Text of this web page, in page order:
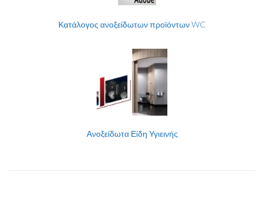
Κατάλογος ανοξείδωτων προϊόντων WC
Ανοξείδωτα Είδη Υγιεινής